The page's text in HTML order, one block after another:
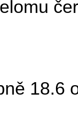
18.6